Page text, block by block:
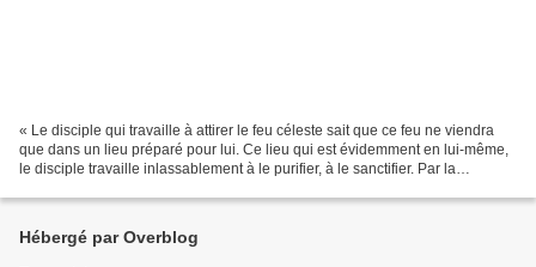
« Le disciple qui travaille à attirer le feu céleste sait que ce feu ne viendra
que dans un lieu préparé pour lui. Ce lieu qui est évidemment en lui-même,
le disciple travaille inlassablement à le purifier, à le sanctifier. Par la
Hébergé par Overblog